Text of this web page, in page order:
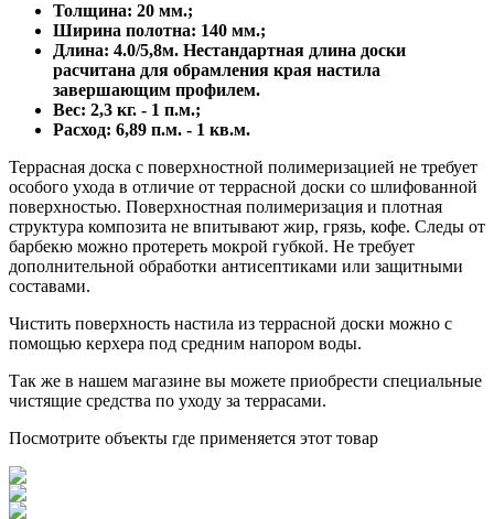
Толщина: 20 мм.;
Ширина полотна: 140 мм.;
Длина: 4.0/5,8м. Нестандартная длина доски
расчитана для обрамления края настила
завершающим профилем.
Вес: 2,3 кг. - 1 п.м.;
Расход: 6,89 п.м. - 1 кв.м.
Террасная доска с поверхностной полимеризацией не требует
особого ухода в отличие от террасной доски со шлифованной
поверхностью. Поверхностная полимеризация и плотная
структура композита не впитывают жир, грязь, кофе. Следы от
барбекю можно протереть мокрой губкой. Не требует
дополнительной обработки антисептиками или защитными
составами.
Чистить поверхность настила из террасной доски можно с
помощью керхера под средним напором воды.
Так же в нашем магазине вы можете приобрести специальные
чистящие средства по уходу за террасами.
Посмотрите объекты где применяется этот товар